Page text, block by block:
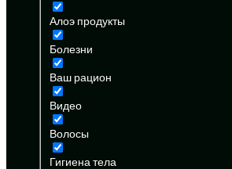
Алоэ продукты
Болезни
Ваш рацион
Видео
Волосы
Гигиена тела